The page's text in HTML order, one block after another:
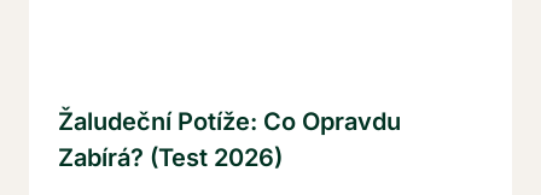
Žaludeční Potíže: Co Opravdu
Zabírá? (Test 2026)